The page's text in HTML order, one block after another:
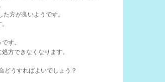
方が良いようです。
す。
方できなくなります。
どうすればよいでしょう？